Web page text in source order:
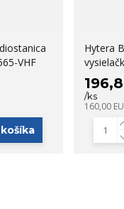
VHF
Hytera
/ks
160,00